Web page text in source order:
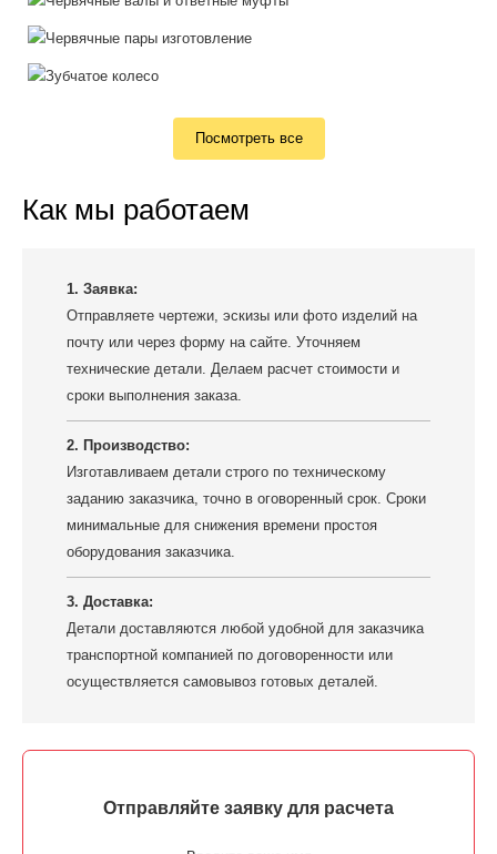
Посмотреть все
Как мы работаем
1. Заявка:
Отправляете чертежи, эскизы или фото изделий на
почту или через форму на сайте. Уточняем
технические детали. Делаем расчет стоимости и
сроки выполнения заказа.
2. Производство:
Изготавливаем детали строго по техническому
заданию заказчика, точно в оговоренный срок. Сроки
минимальные для снижения времени простоя
оборудования заказчика.
3. Доставка:
Детали доставляются любой удобной для заказчика
транспортной компанией по договоренности или
осуществляется самовывоз готовых деталей.
Отправляйте заявку для расчета